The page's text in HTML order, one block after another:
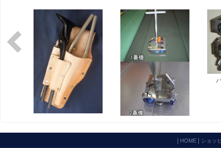
| HOME | ショッ